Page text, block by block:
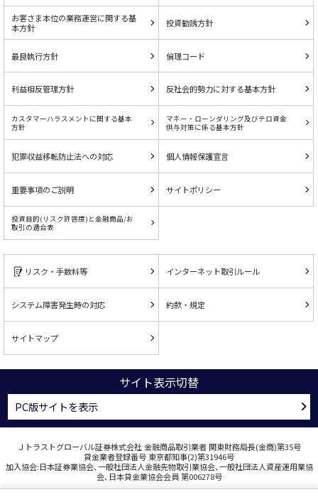
お客さま本位の業務運営に関する基
本方針
投資勧誘方針
最良執行方針 倫理コード
利益相反管理方針 反社会的勢力に対する基本方針
カスタマーハラスメントに関する基本
方針
マネー・ローンダリング及びテロ資金
供与対策に係る基本方針
犯罪収益移転防止法への対応 個人情報保護宣言
重要事項のご説明 サイトポリシー
投資目的(リスク許容度)と金融商品/お
取引の適合表
リスク・手数料等 インターネット取引ルール
システム障害発生時の対応 約款・規定
サイトマップ
サイト表示切替
PC版サイトを表示
Ｊトラストグローバル証券株式会社 金融商品取引業者 関東財務局長(金商)第35号
貸金業者登録番号 東京都知事(2)第31946号
加入協会:日本証券業協会､一般社団法人金融先物取引業協会､一般社団法人資産運用業協
会､日本貸金業協会会員 第006278号